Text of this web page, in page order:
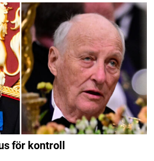
för kontroll